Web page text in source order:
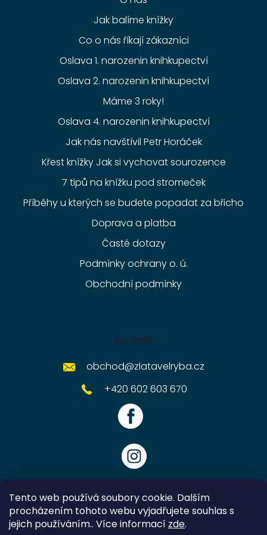
Tento web používá soubory cookie. Dalším
procházením tohoto webu vyjadřujete souhlas s
jejich používáním.. Více informací zde.
Jak balíme knížky
Co o nás říkají zákazníci
Oslava 1. narozenin knihkupectví
Oslava 2. narozenin knihkupectví
Máme 3 roky!
Oslava 4. narozenin knihkupectví
Jak nás navštívil Petr Horáček
Křest knížky Jak si vychovat sourozence
7 tipů na knížku pod stromeček
Příběhy u kterých se budete popadat za břicho
Doprava a platba
Časté dotazy
Podmínky ochrany o. ú.
Obchodní podmínky
Kontakt
obchod@zlatavelryba.cz
+420 602 603 670